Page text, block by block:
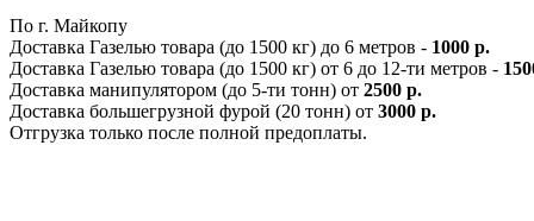
По г. Майкопу
Доставка Газелью товара (до 1500 кг) до 6 метров - 1000 р.
Доставка Газелью товара (до 1500 кг) от 6 до 12-ти метров -
Доставка манипулятором (до 5-ти тонн) от 2500 р.
Доставка большегрузной фурой (20 тонн) от 3000 р.
Отгрузка только после полной предоплаты.